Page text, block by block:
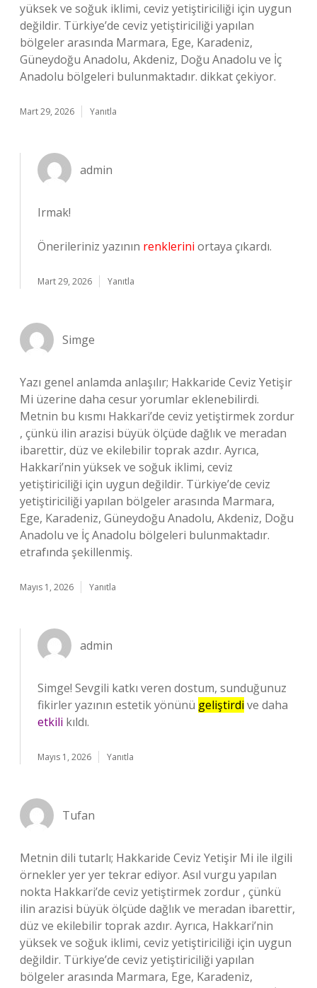
yüksek ve soğuk iklimi, ceviz yetiştiriciliği için uygun
değildir. Türkiye’de ceviz yetiştiriciliği yapılan
bölgeler arasında Marmara, Ege, Karadeniz,
Güneydoğu Anadolu, Akdeniz, Doğu Anadolu ve İç
Anadolu bölgeleri bulunmaktadır. dikkat çekiyor.
Mart 29, 2026 Yanıtla
admin
Irmak!
Önerileriniz yazının renklerini ortaya çıkardı.
Mart 29, 2026 Yanıtla
Simge
Yazı genel anlamda anlaşılır; Hakkaride Ceviz Yetişir
Mi üzerine daha cesur yorumlar eklenebilirdi.
Metnin bu kısmı Hakkari’de ceviz yetiştirmek zordur
, çünkü ilin arazisi büyük ölçüde dağlık ve meradan
ibarettir, düz ve ekilebilir toprak azdır. Ayrıca,
Hakkari’nin yüksek ve soğuk iklimi, ceviz
yetiştiriciliği için uygun değildir. Türkiye’de ceviz
yetiştiriciliği yapılan bölgeler arasında Marmara,
Ege, Karadeniz, Güneydoğu Anadolu, Akdeniz, Doğu
Anadolu ve İç Anadolu bölgeleri bulunmaktadır.
etrafında şekillenmiş.
Mayıs 1, 2026 Yanıtla
admin
Simge! Sevgili katkı veren dostum, sunduğunuz
fikirler yazının estetik yönünü geliştirdi ve daha
etkili kıldı.
Mayıs 1, 2026 Yanıtla
Tufan
Metnin dili tutarlı; Hakkaride Ceviz Yetişir Mi ile ilgili
örnekler yer yer tekrar ediyor. Asıl vurgu yapılan
nokta Hakkari’de ceviz yetiştirmek zordur , çünkü
ilin arazisi büyük ölçüde dağlık ve meradan ibarettir,
düz ve ekilebilir toprak azdır. Ayrıca, Hakkari’nin
yüksek ve soğuk iklimi, ceviz yetiştiriciliği için uygun
değildir. Türkiye’de ceviz yetiştiriciliği yapılan
bölgeler arasında Marmara, Ege, Karadeniz,